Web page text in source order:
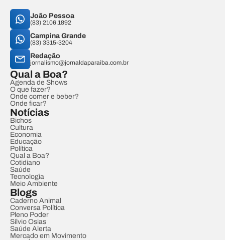
João Pessoa
(83) 2106.1892
Campina Grande
(83) 3315-3204
Redação
jornalismo@jornaldaparaiba.com.br
Qual a Boa?
Agenda de Shows
O que fazer?
Onde comer e beber?
Onde ficar?
Notícias
Bichos
Cultura
Economia
Educação
Política
Qual a Boa?
Cotidiano
Saúde
Tecnologia
Meio Ambiente
Blogs
Caderno Animal
Conversa Política
Pleno Poder
Sílvio Osias
Saúde Alerta
Mercado em Movimento